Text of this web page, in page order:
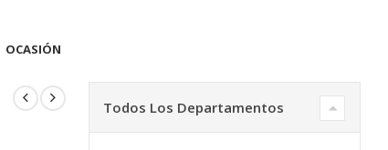
OCASIÓN
Todos Los Departamentos